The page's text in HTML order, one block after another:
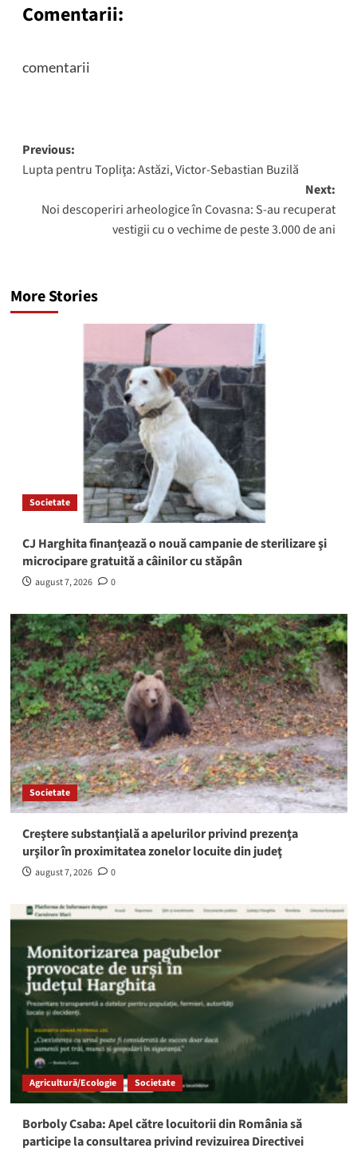
Comentarii:
comentarii
Post
navigation
Previous:
Lupta pentru Topliţa: Astăzi, Victor-Sebastian Buzilă
Next:
Noi descoperiri arheologice în Covasna: S-au recuperat
vestigii cu o vechime de peste 3.000 de ani
More Stories
Societate
CJ Harghita finanţează o nouă campanie de sterilizare şi
microcipare gratuită a câinilor cu stăpân
august 7, 2026 0
Societate
Creştere substanţială a apelurilor privind prezenţa
urşilor în proximitatea zonelor locuite din judeţ
august 7, 2026 0
Agricultură/Ecologie Societate
Borboly Csaba: Apel către locuitorii din România să
participe la consultarea privind revizuirea Directivei